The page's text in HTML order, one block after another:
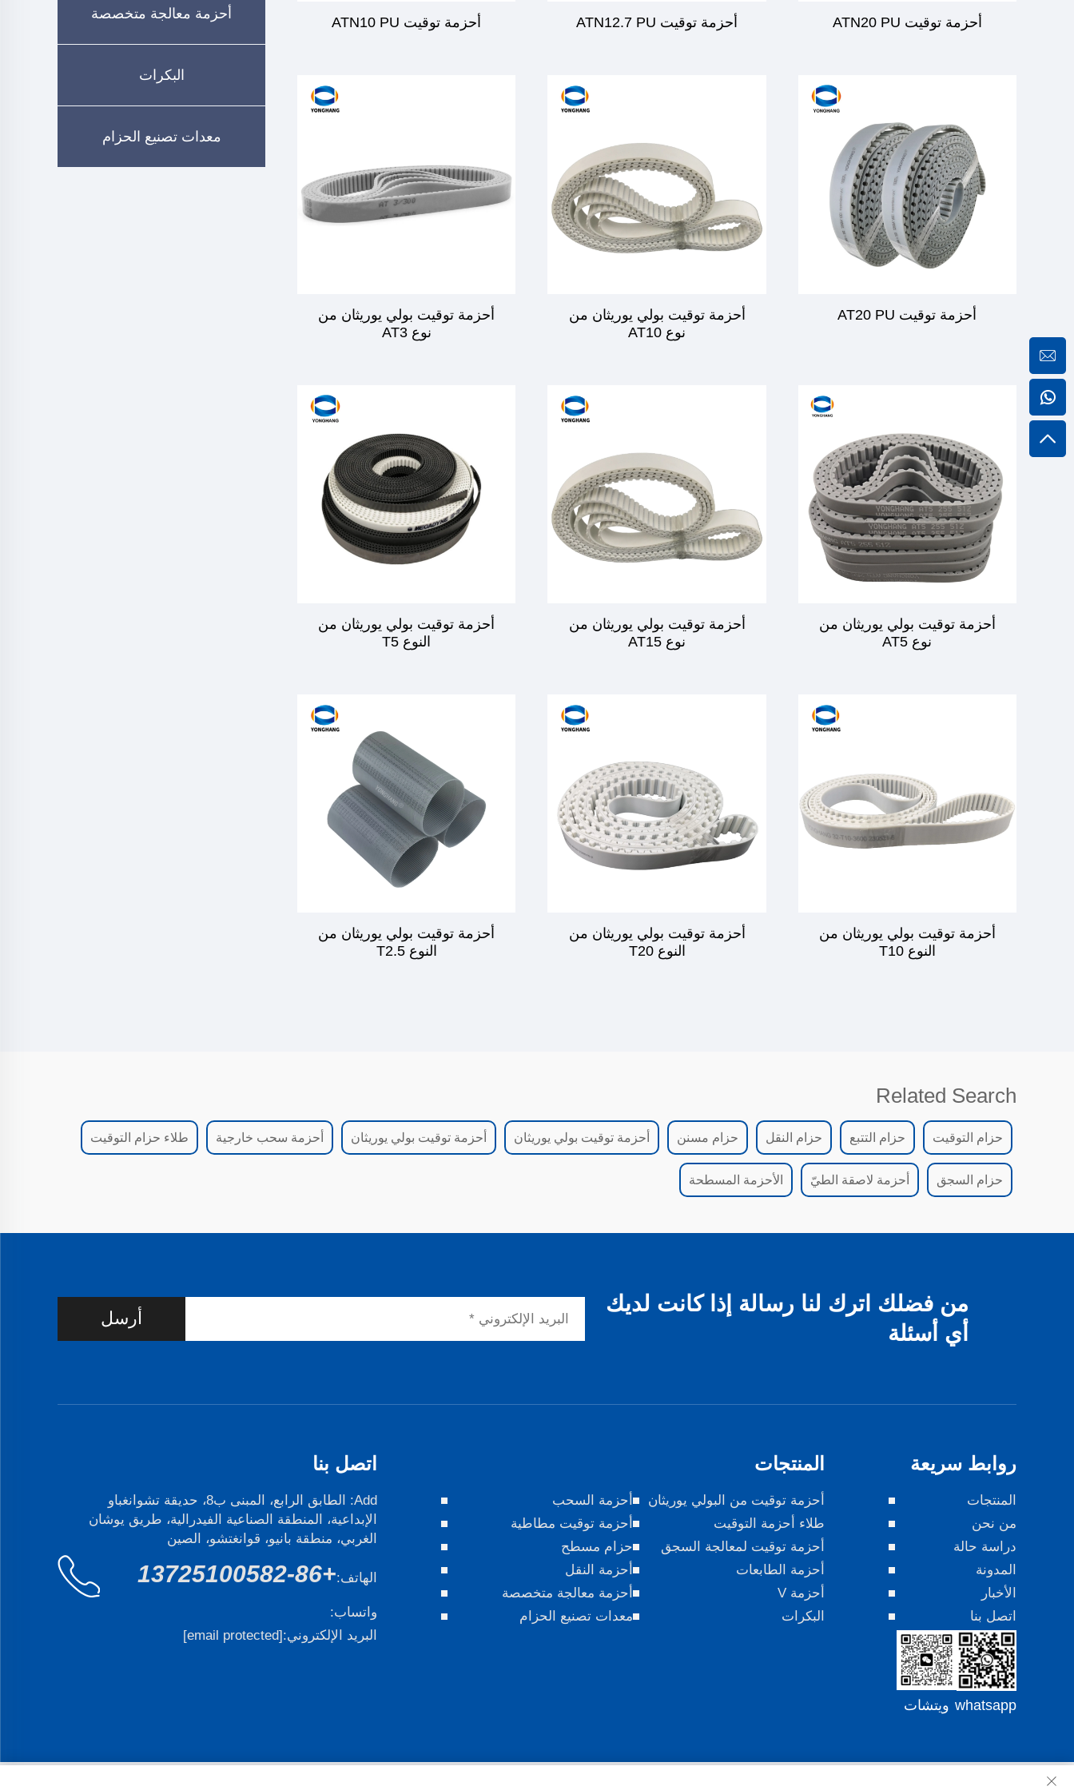
أحزمة معالجة متخصصة
البكرات
معدات تصنيع الحزام
أحزمة توقيت ATN20 PU أحزمة توقيت ATN12.7 PU أحزمة توقيت ATN10 PU
أحزمة توقيت AT20 PU
أحزمة توقيت بولي يوريثان من
نوع AT10
أحزمة توقيت بولي يوريثان من
نوع AT3
أحزمة توقيت بولي يوريثان من
نوع AT5
أحزمة توقيت بولي يوريثان من
نوع AT15
أحزمة توقيت بولي يوريثان من
النوع T5
أحزمة توقيت بولي يوريثان من
النوع T10
أحزمة توقيت بولي يوريثان من
النوع T20
أحزمة توقيت بولي يوريثان من
النوع T2.5
Related Search
حزام التوقيت حزام التتبع حزام النقل حزام مسنن أحزمة توقيت بولي يوريثان أحزمة توقيت بولي يوريثان أحزمة سحب خارجية طلاء حزام التوقيت
حزام السجق أحزمة لاصقة الطيّ الأحزمة المسطحة
من فضلك اترك لنا رسالة إذا كانت لديك
أي أسئلة
أرسل
روابط سريعة
المنتجات
من نحن
دراسة حالة
المدونة
الأخبار
اتصل بنا
whatsapp ويتشات
المنتجات
أحزمة توقيت من البولي يوريثان
أحزمة السحب
طلاء أحزمة التوقيت
أحزمة توقيت مطاطية
أحزمة توقيت لمعالجة السجق
حزام مسطح
أحزمة الطابعات
أحزمة النقل
أحزمة V
أحزمة معالجة متخصصة
البكرات
معدات تصنيع الحزام
اتصل بنا
Add: الطابق الرابع، المبنى ب8، حديقة تشوانغباو
الإبداعية، المنطقة الصناعية الفيدرالية، طريق يوشان
الغربي، منطقة بانيو، قوانغتشو، الصين
الهاتف:+86-13725100582
واتساب:
البريد الإلكتروني: [email protected]